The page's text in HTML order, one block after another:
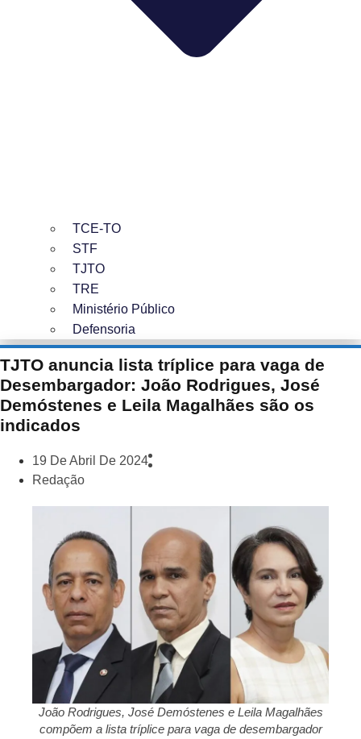
TCE-TO
STF
TJTO
TRE
Ministério Público
Defensoria
TJTO anuncia lista tríplice para vaga de
Desembargador: João Rodrigues, José
Demóstenes e Leila Magalhães são os
indicados
19 De Abril De 2024
Redação
João Rodrigues, José Demóstenes e Leila Magalhães
compõem a lista tríplice para vaga de desembargador